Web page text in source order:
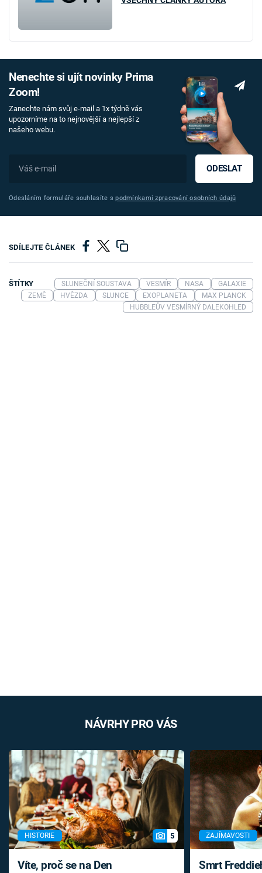
Nenechte si ujít novinky Prima
Zoom!
Zanechte nám svůj e-mail a 1x týdně vás
upozorníme na to nejnovější a nejlepší z
našeho webu.
ODESLAT
Odesláním formuláře souhlasíte spodmínkami zpracování osobních údajů
SDÍLEJTE ČLÁNEK
ŠTÍTKY SLUNEČNÍ SOUSTAVA VESMÍR NASA
GALAXIE
ZEMĚ
HVĚZDA SLUNCE EXOPLANETA
MAX PLANCK
HUBBLEŮV VESMÍRNÝ DALEKOHLED
NÁVRHY PRO VÁS
HISTORIE 5
Víte, proč se na Den
ZAJÍMAVOSTI
Smrt